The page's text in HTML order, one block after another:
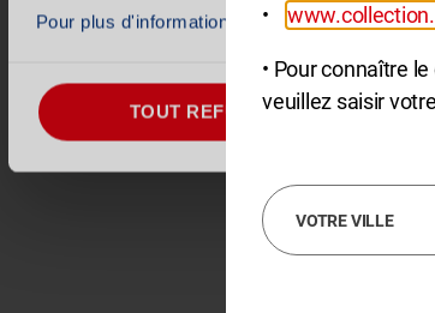
Pour plus d'informations sur les cookies,
TOUT REFUSER
•
• Pour connaître
veuillez saisir